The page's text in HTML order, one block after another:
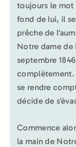
toujours le mot
fond de lui, il
prêche de
Notre dame de
septembre
complètement.
se rendre
décide de
Commence
la main de